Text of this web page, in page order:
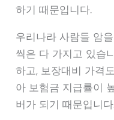
하기 때문입니다.
우리나라 사람들 암
씩은 다 가지고 있습
하고, 보장대비 가격
아 보험금 지급률이
버가 되기 때문입니